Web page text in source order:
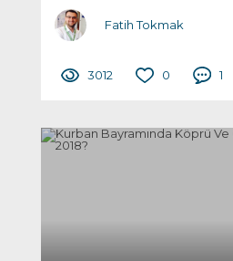
Fatih Tokmak
3012 0 1